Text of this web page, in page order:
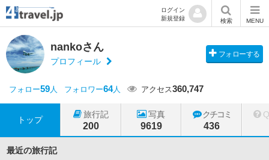
ログイン
新規登録
検索 MENU
nankoさん
プロフィール
フォローする
フォロー59人 フォロワー64人 アクセス360,747
トップ
旅行記
200
写真
9619
クチコミ
436
最近の旅行記